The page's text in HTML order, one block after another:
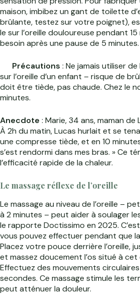
maison, imbibez un gant de toilette
brûlante, testez sur votre poignet),
le sur l’oreille douloureuse pendant
besoin après une pause de 5 minutes.
Précautions : Ne jamais utiliser
sur l’oreille d’un enfant – risque de
doit être tiède, pas chaude. Chez le
minutes.
Anecdote : Marie, 34 ans, maman de
À 2h du matin, Lucas hurlait et se
une compresse tiède, et en 10
s’est rendormi dans mes bras. » Ce
l’efficacité rapide de la chaleur.
Le massage réflexe de l’oreille
Le massage au niveau de l’oreille –
à 2 minutes – peut aider à soulager
le rapporte Doctissimo en 2025.
vous pouvez effectuer pendant que
Placez votre pouce derrière l’oreille,
et massez doucement l’os situé à
Effectuez des mouvements
secondes. Ce massage stimule les
peut atténuer la douleur.